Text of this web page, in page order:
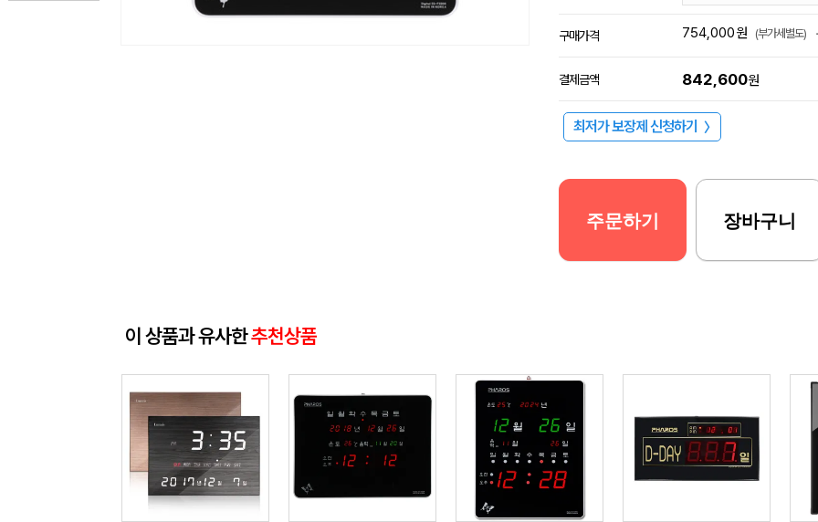
구매가격 754,000원 (부가세별도)
결제금액 842,600원
최저가 보장제 신청하기 〉
주문하기 장바구니
이 상품과 유사한추천상품